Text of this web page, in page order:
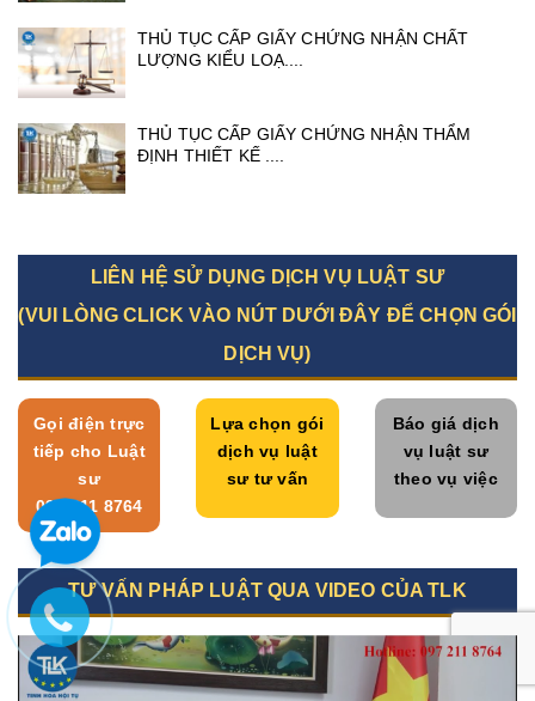
THỦ TỤC CẤP GIẤY CHỨNG NHẬN CHẤT
LƯỢNG KIỂU LOẠ....
THỦ TỤC CẤP GIẤY CHỨNG NHẬN THẨM
ĐỊNH THIẾT KẾ ....
LIÊN HỆ SỬ DỤNG DỊCH VỤ LUẬT SƯ
(VUI LÒNG CLICK VÀO NÚT DƯỚI ĐÂY ĐỂ CHỌN GÓI
DỊCH VỤ)
Gọi điện trực
tiếp cho Luật
sư
097 211 8764
Lựa chọn gói
dịch vụ luật
sư tư vấn
Báo giá dịch
vụ luật sư
theo vụ việc
TƯ VẤN PHÁP LUẬT QUA VIDEO CỦA TLK